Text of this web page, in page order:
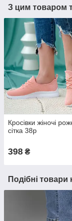
З цим товаром
Кросівки жіночі
сітка 38р
398 ₴
Подібні товари